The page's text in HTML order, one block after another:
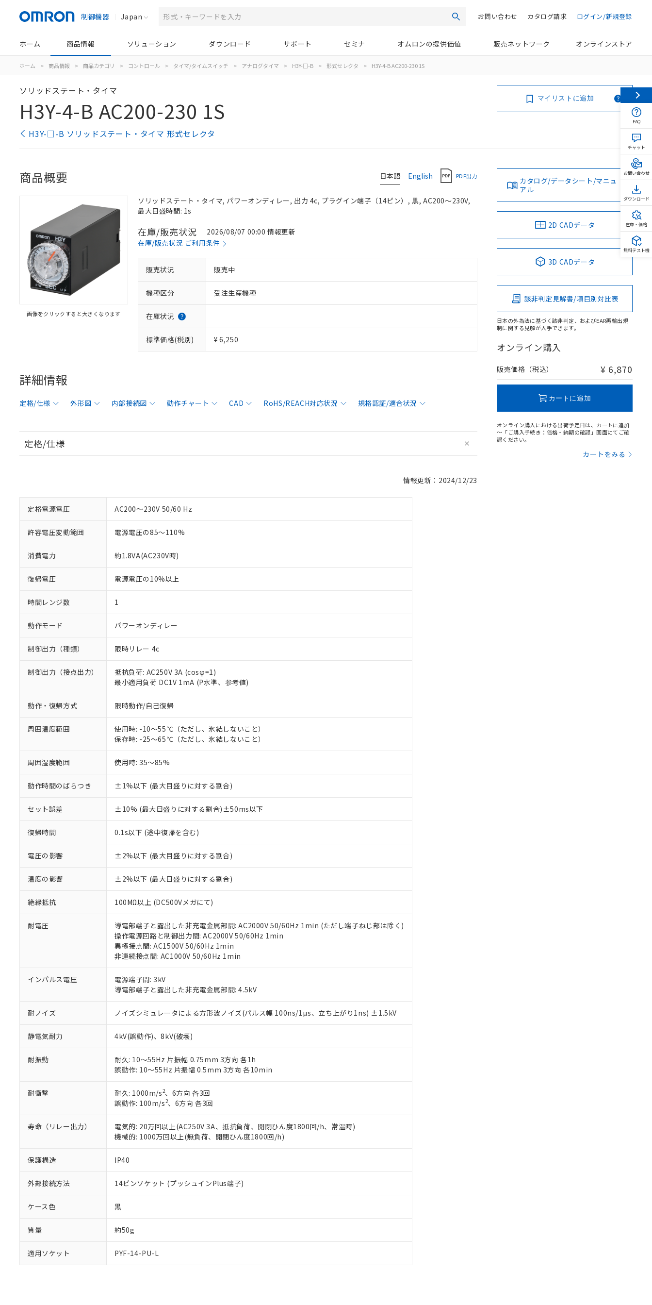
制御機器 Japan 検索 ログイン/新規登録
カタログ請求
お問い合わせ
ホーム 商品情報 ソリューション ダウンロード サポート セミナ オムロンの提供価値 販売ネットワーク オンラインストア
ホーム > 商品情報 > 商品カテゴリ > コントロール > タイマ/タイムスイッチ > アナログタイマ > H3Y-□-B > 形式セレクタ > H3Y-4-B AC200-230 1S
ソリッドステート・タイマ
H3Y-4-B AC200-230 1S
H3Y-□-B ソリッドステート・タイマ 形式セレクタ
マイリストに追加
日本語 English PDF出力
商品概要
画像をクリックすると大きくなります
ソリッドステート・タイマ, パワーオンディレー, 出力 4c, プラグイン端子（14ピン）, 黒, AC200～230V,
最大目盛時間: 1s
在庫/販売状況
2026/08/07 00:00 情報更新
在庫/販売状況 ご利用条件
販売状況 販売中
機種区分 受注生産機種
在庫状況
標準価格(税別) ¥ 6,250
詳細情報
定格/仕様 外形図 内部接続図 動作チャート CAD RoHS/REACH対応状況 規格認証/適合状況
定格/仕様
情報更新：2024/12/23
定格電源電圧 AC200～230V 50/60 Hz
許容電圧変動範囲 電源電圧の85～110%
消費電力 約1.8VA(AC230V時)
復帰電圧 電源電圧の10%以上
時間レンジ数 1
動作モード パワーオンディレー
制御出力（種類） 限時リレー 4c
制御出力（接点出力）
抵抗負荷: AC250V 3A (cosφ=1)
最小適用負荷 DC1V 1mA (P水準、参考値)
動作・復帰方式 限時動作/自己復帰
周囲温度範囲
使用時: -10～55℃（ただし、氷結しないこと）
保存時: -25～65℃（ただし、氷結しないこと）
周囲湿度範囲 使用時: 35～85%
動作時間のばらつき ±1%以下 (最大目盛りに対する割合)
セット誤差 ±10% (最大目盛りに対する割合)±50ms以下
復帰時間 0.1s以下 (途中復帰を含む)
電圧の影響 ±2%以下 (最大目盛りに対する割合)
温度の影響 ±2%以下 (最大目盛りに対する割合)
絶縁抵抗 100MΩ以上 (DC500Vメガにて)
耐電圧
導電部端子と露出した非充電金属部間: AC2000V 50/60Hz 1min (ただし端子ねじ部は除く)
操作電源回路と制御出力間: AC2000V 50/60Hz 1min
異極接点間: AC1500V 50/60Hz 1min
非連続接点間: AC1000V 50/60Hz 1min
インパルス電圧
電源端子間: 3kV
導電部端子と露出した非充電金属部間: 4.5kV
耐ノイズ ノイズシミュレータによる方形波ノイズ(パルス幅 100ns/1µs、立ち上がり1ns) ±1.5kV
静電気耐力 4kV(誤動作)、8kV(破壊)
耐振動
耐久: 10～55Hz 片振幅 0.75mm 3方向 各1h
誤動作: 10～55Hz 片振幅 0.5mm 3方向 各10min
耐衝撃 耐久: 1000m/s2、6方向 各3回
誤動作: 100m/s2、6方向 各3回
寿命（リレー出力）
電気的: 20万回以上(AC250V 3A、抵抗負荷、開閉ひん度1800回/h、常温時)
機械的: 1000万回以上(無負荷、開閉ひん度1800回/h)
保護構造 IP40
外部接続方法 14ピンソケット (プッシュインPlus端子)
ケース色 黒
質量 約50g
適用ソケット PYF-14-PU-L
カタログ/データシート/マニュ
アル
2D CADデータ
3D CADデータ
該非判定見解書/項目別対比表
日本の外為法に基づく該非判定、およびEAR再輸出規
制に関する見解が入手できます。
オンライン購入
販売価格（税込） ¥ 6,870
カートに追加
オンライン購入における出荷予定日は、カートに追加
～「ご購入手続き：価格・納期の確認」画面にてご確
認ください。
カートをみる
ご利用条件
本サービスは、当社制御機器事業取扱商品の当社在庫状況および標準価格(税抜)を提供させていただ
くものです。
当社制御機器事業取扱商品の中には、本サービスの対象外となる商品もあることをご了承ください。
在庫状況および標準価格照会結果は、記載している更新日時点での社内データに基づき作成されるも
のであり、閲覧された時点での実際の在庫および標準価格とは異なる場合があることをご了承くださ
正式な納期状況および標準価格はお客様のお取引先、またはお客様担当のオムロン制御機器販売店・
当社販売員にご相談ください。
オムロン制御機器販売店や当社販売拠点は「
在庫状況および標準価格結果を当社の事前の承諾なく第三者に漏洩または開示しないようお願いしま
す。
マイパーツ機能（部品リスト作成サービス）をご利用いただくには、I-Webメンバーズにご登録され
お客様が当ウェブサイト上で当社にご登録された部品リストについて、当社および当社の共同利用者
が、当社の製品・サービスに関するお客様との取引・商談に必要な範囲で利用することをご了承くだ
さい。
いる法人を指します。
対応済み：EU RoHS指令（10物質）の非含有に対応した製品が提供可能な商品です。
対応予定：EU RoHS指令（10物質）の非含有に対応した製品に切り替える予定のある商品です。
対応予定なし：EU RoHS指令（10物質）の非含有に非対応の商品で、対応品を出す予定はありません。
調査・確認中：EU RoHS指令（10物質）の非含有の対応状況を調査中または確認中の商品です。
仕入先様の事情により、非含有部品としていたものが、含有品と判明した場合などやむを得ず変更すること
があります。
*EU RoHS指令（10物質）：
鉛(Pb) 1000ppm以下、 水銀(Hg) 1000ppm以下、 カドミウム(Cd) 100ppm以下、
フタル酸ビス(2-エチルヘキシル) (DEHP)(別名：DOP) 1000ppm以下、フタル酸ブチルベンジル（BBP） 1000ppm以下、フタル酸ジブチ
フタル酸エステル類の４物質については閾値を超える意図的な使用がないことを確認しています。
※2 対応予定月
部品在庫の切り替え状況などにより、予定月が前後することがあります。
※3 非含有証明書ダウンロード
下記の非含有証明書をダウンロードすることができます。
EU RoHS指令（10物質）の非含有証明書
51物質の非含有証明書（当社基準）
また、RoHS指令のフタル酸エステル類４物質の対応では、対応完了までの期間は出荷製品に未対応品が
混在することから備考欄に対応日を記載しておりました。
既に当社にて対応品への在庫切替を完了していることから、特段のことがない限り、2022年1月12日よ
り割愛しております。
※1 中国RoHS○×表
「○」：最大均質材料含有率が中国RoHSの基準値以下であることを示します。
「×」：最大均質材料含有率が中国RoHSの基準値を超えていることを示します。
「－」：未確認です。当社販売部門へお問い合わせください。
*中国RoHS10物質の基準値 (GB/T26572)：
Pb(鉛) :1000ppm、 Hg(水銀) : 1000ppm、 Cd(カドミウム) : 100ppm、
Cr(Ⅵ)(六価クロム) : 1000ppm、 PBBs(ポリ臭化ビフェニル類) : 1000ppm、 PBDEs(ポリ臭化ジフェニルエーテル類) : 1000ppm、
DBP(フタル酸ジブチル) : 1000ppm、 DIBP(フタル酸ジイソブチル) : 1000ppm、 BBP(フタル酸ブチルベンジル) : 1000ppm、
DEHP(フタル酸ビス(2-エチルヘキシル)) : 1000ppm
※2 環境保護使用期限
「ｅ」：有害物質（10物質）のすべてが基準値以下であることを示します。
味します。
「－」：未確認です。当社販売部門へお問い合わせください。
当社は、これら貴社製品のうち、外国為替および外国貿易法に定める商品（以下｢規制貨物等」とい
う）を輸出または国外への提供する場合は、日本国政府の輸出許可(または役務取引許可)を取得する
などの必要な手続きをとります。
当社は規制貨物を破棄する場合は、完全に破砕するなど、違法に輸出されないよう必要な手段を講じ
ます。
置等に一切使用いたしません。
当社は、貴社製品を第三者に販売する場合は、上記1、2および3の内容を当該第三者に通知します。
また当社は、販売先および販売に係わる関係者が違法に輸出するおそれがある場合は、取り引きをい
たしません。
合意する キャンセル
号
説明
○ 一定数以上の在庫あり
△ 一定数には満たないが在庫あり
－
在庫なし(最新の在庫状況については、お客様のお取引先、またはお客様担当のオムロン制御
空
受注生産機種、また在庫状況の情報を公開していない機種
FAQ
チャット
お問い合わせ
ダウンロード
在庫・価格
無料テスト機